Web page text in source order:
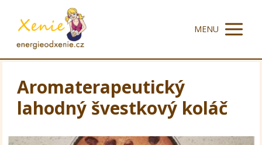
MENU
Aromaterapeutický
lahodný švestkový koláč